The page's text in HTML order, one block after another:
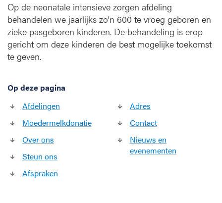
Op de neonatale intensieve zorgen afdeling
behandelen we jaarlijks zo'n 600 te vroeg geboren en
zieke pasgeboren kinderen. De behandeling is erop
gericht om deze kinderen de best mogelijke toekomst
te geven.
Op deze pagina
Afdelingen
Moedermelkdonatie
Over ons
Steun ons
Afspraken
Adres
Contact
Nieuws en
evenementen